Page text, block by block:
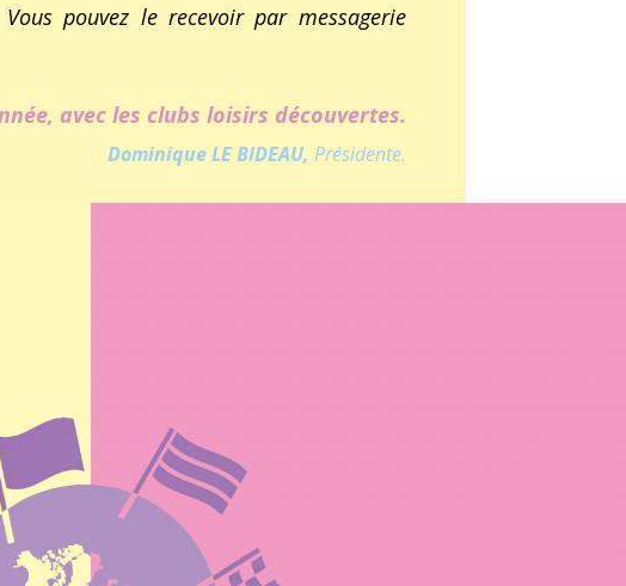
pouvez le recevoir par messagerie
avec les clubs loisirs découvertes.
Dominique LE BIDEAU, Présidente.